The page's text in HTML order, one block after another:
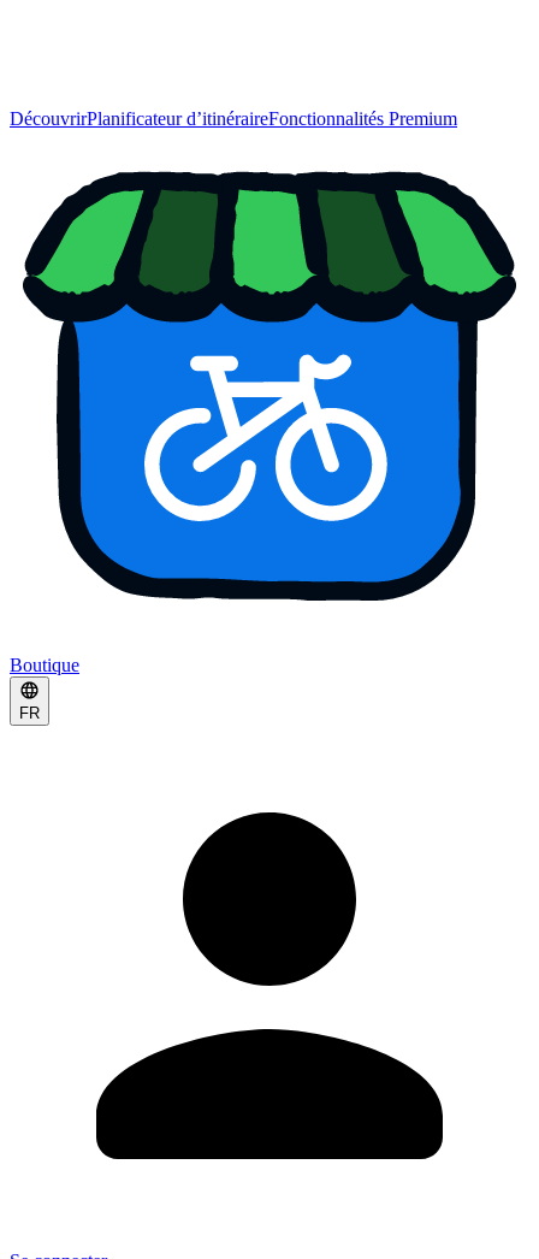
DécouvrirPlanificateur d’itinéraireFonctionnalités Premium
Boutique
FR